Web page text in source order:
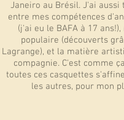
Janeiro au Brésil. J'ai
entre mes compétences
(j'ai eu le BAFA à 17
populaire (découverts
Lagrange), et la matière
compagnie. C'est comme
toutes ces casquettes
les autres, pour mon